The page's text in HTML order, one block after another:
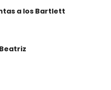
a los Bartlett